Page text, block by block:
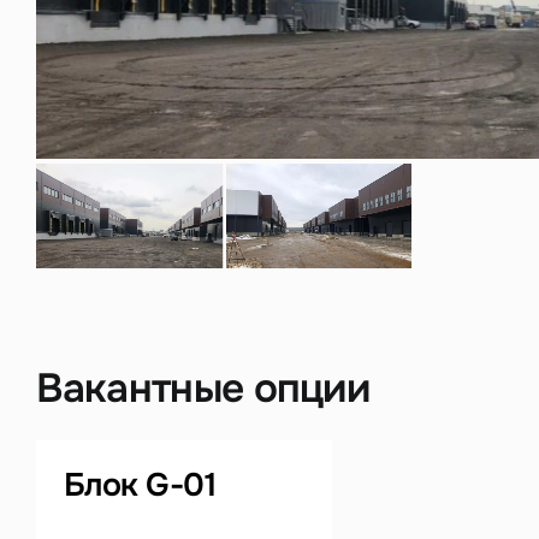
Вакантные опции
Блок G-01
данных